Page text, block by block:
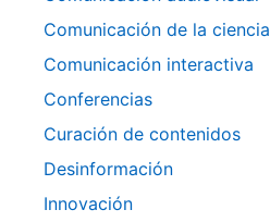
Comunicación de la ciencia
Comunicación interactiva
Conferencias
Curación de contenidos
Desinformación
Innovación